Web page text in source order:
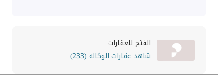
الفتح للعقارات
شاهد عقارات الوكالة (233)